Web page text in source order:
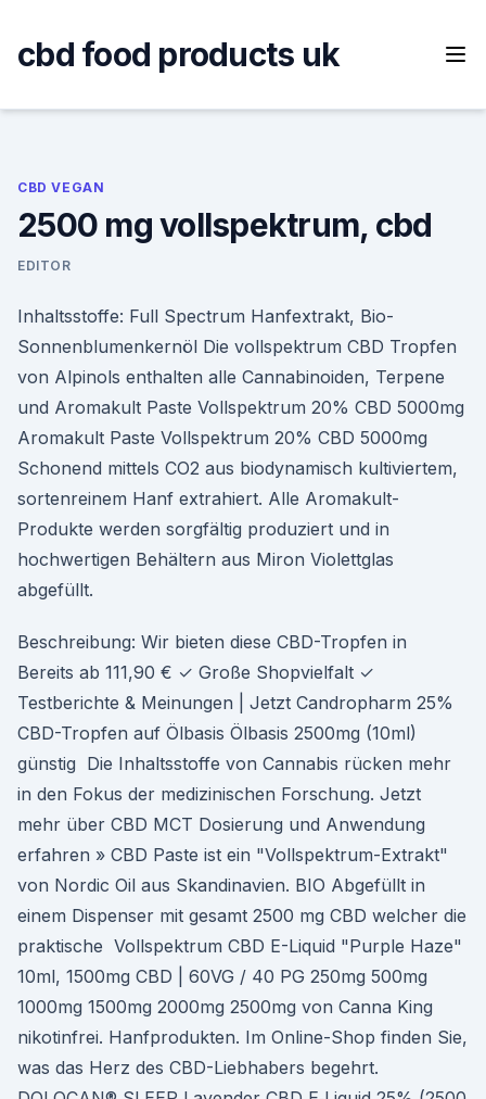
content
cbd food products uk
CBD VEGAN
2500 mg vollspektrum, cbd
EDITOR
Inhaltsstoffe: Full Spectrum Hanfextrakt, Bio-
Sonnenblumenkernöl Die vollspektrum CBD Tropfen
von Alpinols enthalten alle Cannabinoiden, Terpene
und Aromakult Paste Vollspektrum 20% CBD 5000mg
Aromakult Paste Vollspektrum 20% CBD 5000mg
Schonend mittels CO2 aus biodynamisch kultiviertem,
sortenreinem Hanf extrahiert. Alle Aromakult-
Produkte werden sorgfältig produziert und in
hochwertigen Behältern aus Miron Violettglas
abgefüllt.
Beschreibung: Wir bieten diese CBD-Tropfen in
Bereits ab 111,90 € ✓ Große Shopvielfalt ✓
Testberichte & Meinungen | Jetzt Candropharm 25%
CBD-Tropfen auf Ölbasis Ölbasis 2500mg (10ml)
günstig Die Inhaltsstoffe von Cannabis rücken mehr
in den Fokus der medizinischen Forschung. Jetzt
mehr über CBD MCT Dosierung und Anwendung
erfahren » CBD Paste ist ein "Vollspektrum-Extrakt"
von Nordic Oil aus Skandinavien. BIO Abgefüllt in
einem Dispenser mit gesamt 2500 mg CBD welcher die
praktische Vollspektrum CBD E-Liquid "Purple Haze"
10ml, 1500mg CBD | 60VG / 40 PG 250mg 500mg
1000mg 1500mg 2000mg 2500mg von Canna King
nikotinfrei. Hanfprodukten. Im Online-Shop finden Sie,
was das Herz des CBD-Liebhabers begehrt.